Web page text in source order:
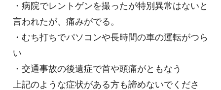
・病院でレントゲンを撮ったが特別異常はないと
言われたが、痛みがでる。
・むち打ちでパソコンや長時間の車の運転がつら
い
・交通事故の後遺症で首や頭痛がともなう
上記のような症状がある方も諦めないでくださ